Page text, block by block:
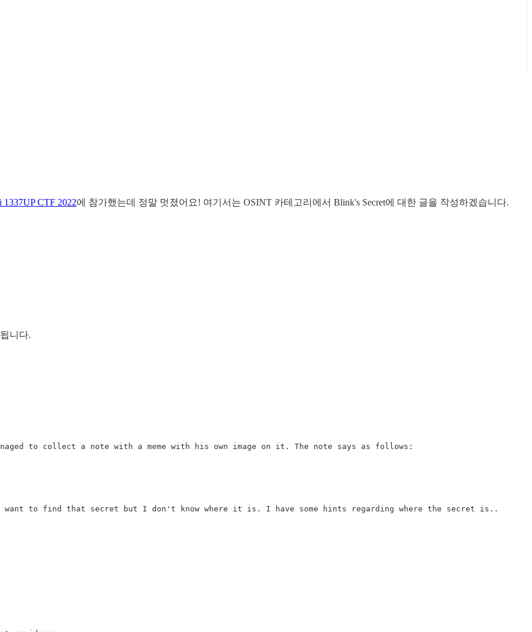
1337UP CTF 2022에 참가했는데 정말 멋졌어요! 여기서는 OSINT 카테고리에서 Blink's Secret에 대한 글을 작성하겠습니다.
니다.
to collect a note with a meme with his own image on it. The note says as follows:
want to find that secret but I don't know where it is. I have some hints regarding where the secret is..